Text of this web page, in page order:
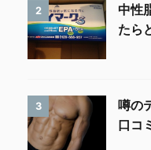
2
中性
たら
3
噂の
口コ